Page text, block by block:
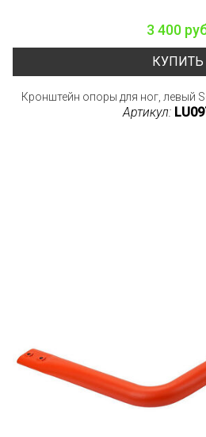
3 400
КУПИТЬ
Кронштейн опоры для ног, левый
Артикул: